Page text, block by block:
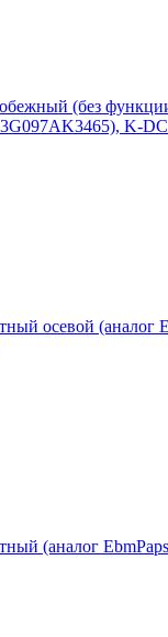
(без
K-
осевой (аналог
(аналог